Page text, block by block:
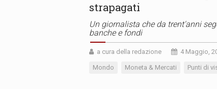
strapagati
Un giornalista che da trent'anni
banche e fondi
a cura della redazione 4 Maggio,
Mondo Moneta & Mercati Punti di